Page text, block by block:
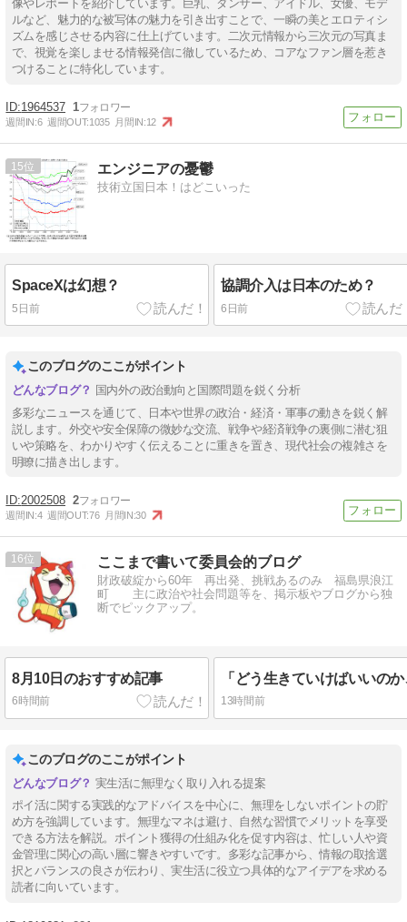
像やレポートを紹介しています。巨乳、ダンサー、アイドル、女優、モデ
ルなど、魅力的な被写体の魅力を引き出すことで、一瞬の美とエロティシ
ズムを感じさせる内容に仕上げています。二次元情報から三次元の写真ま
で、視覚を楽しませる情報発信に徹しているため、コアなファン層を惹き
つけることに特化しています。
1964537 1
週間IN:6 週間OUT:1035 月間IN:12
15 エンジニアの憂鬱
技術立国日本！はどこいった
SpaceXは幻想？
5日前
協調介入は日本のため？
6日前
このブログのここがポイント
国内外の政治動向と国際問題を鋭く分析
多彩なニュースを通じて、日本や世界の政治・経済・軍事の動きを鋭く解
説します。外交や安全保障の微妙な交流、戦争や経済戦争の裏側に潜む狙
いや策略を、わかりやすく伝えることに重きを置き、現代社会の複雑さを
明瞭に描き出します。
2002508 2
週間IN:4 週間OUT:76 月間IN:30
16 ここまで書いて委員会的ブログ
財政破綻から60年 再出発、挑戦あるのみ 福島県浪江
町 主に政治や社会問題等を、掲示板やブログから独
断でピックアップ。
8月10日のおすすめ記事
6時間前 13時間前
このブログのここがポイント
実生活に無理なく取り入れる提案
ポイ活に関する実践的なアドバイスを中心に、無理をしないポイントの貯
め方を強調しています。無理なマネは避け、自然な習慣でメリットを享受
できる方法を解説。ポイント獲得の仕組み化を促す内容は、忙しい人や資
金管理に関心の高い層に響きやすいです。多彩な記事から、情報の取捨選
択とバランスの良さが伝わり、実生活に役立つ具体的なアイデアを求める
読者に向いています。